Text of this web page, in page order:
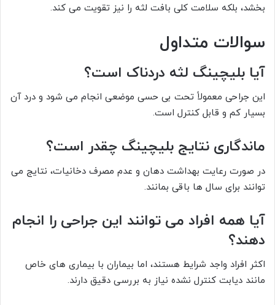
بخشد، بلکه سلامت کلی بافت لثه را نیز تقویت می کند.
سوالات متداول
آیا بلیچینگ لثه دردناک است؟
این جراحی معمولاً تحت بی حسی موضعی انجام می شود و درد آن
بسیار کم و قابل کنترل است.
ماندگاری نتایج بلیچینگ چقدر است؟
در صورت رعایت بهداشت دهان و عدم مصرف دخانیات، نتایج می
توانند برای سال ها باقی بمانند.
آیا همه افراد می توانند این جراحی را انجام
دهند؟
اکثر افراد واجد شرایط هستند، اما بیماران با بیماری های خاص
مانند دیابت کنترل نشده نیاز به بررسی دقیق دارند.